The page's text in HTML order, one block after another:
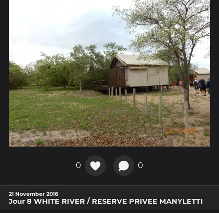
0 0
21 November 2016
Jour 8 WHITE RIVER / RESERVE PRIVEE MANYLETTI